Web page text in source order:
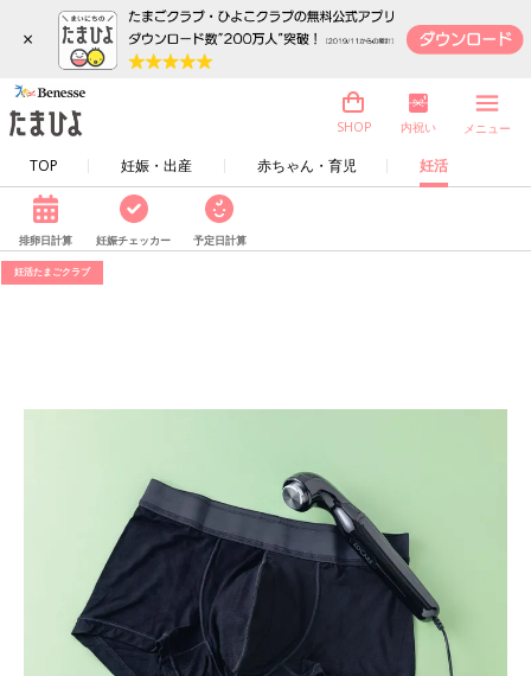
×
TOP 妊娠・出産 赤ちゃん・育児 妊活
SHOP 内祝い メニュー
排卵日計算 妊娠チェッカー 予定日計算
妊活たまごクラブ